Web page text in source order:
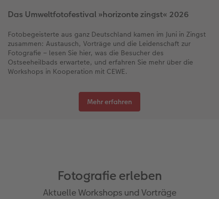
Das Umweltfotofestival »horizonte zingst« 2026
Fotobegeisterte aus ganz Deutschland kamen im Juni in Zingst
zusammen: Austausch, Vorträge und die Leidenschaft zur
Fotografie – lesen Sie hier, was die Besucher des
Ostseeheilbads erwartete, und erfahren Sie mehr über die
Workshops in Kooperation mit CEWE.
Mehr erfahren
Fotografie erleben
Aktuelle Workshops und Vorträge